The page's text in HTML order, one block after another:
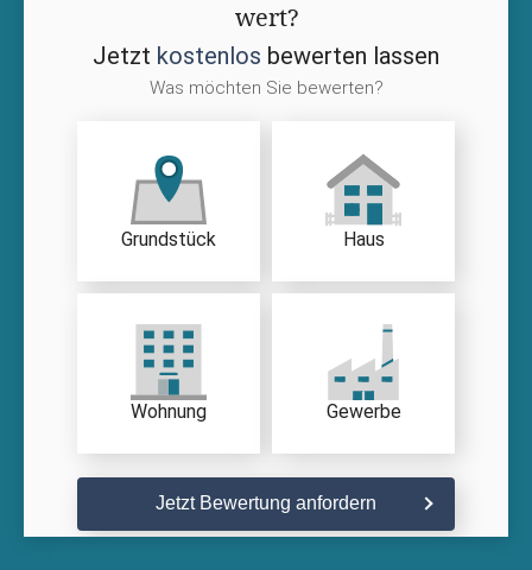
wert?
Jetzt kostenlos bewerten lassen
Was möchten Sie bewerten?
Grundstück Haus
Wohnung Gewerbe
Jetzt Bewertung anfordern